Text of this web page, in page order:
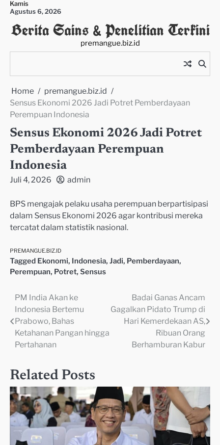
Skip
content
Kamis
Agustus 6, 2026
Berita Sains & Penelitian Terkini
premangue.biz.id
Home
premangue.biz.id
Sensus Ekonomi 2026 Jadi Potret Pemberdayaan
Perempuan Indonesia
Sensus Ekonomi 2026 Jadi Potret
Pemberdayaan Perempuan
Indonesia
Juli 4, 2026 admin
BPS mengajak pelaku usaha perempuan berpartisipasi
dalam Sensus Ekonomi 2026 agar kontribusi mereka
tercatat dalam statistik nasional.
PREMANGUE.BIZ.ID
Tagged Ekonomi, Indonesia, Jadi, Pemberdayaan,
Perempuan, Potret, Sensus
Navigasi
pos
PM India Akan ke
Indonesia Bertemu
Prabowo, Bahas
Ketahanan Pangan hingga
Pertahanan
Badai Ganas Ancam
Gagalkan Pidato Trump di
Hari Kemerdekaan AS,
Ribuan Orang
Berhamburan Kabur
Related Posts